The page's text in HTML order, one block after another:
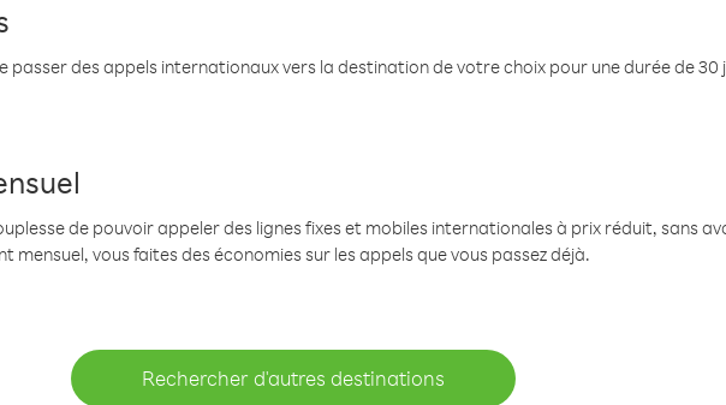
passer des appels internationaux vers la destination de votre choix pour une durée de 30
de pouvoir appeler des lignes fixes et mobiles internationales à prix réduit, sans
vous faites des économies sur les appels que vous passez déjà.
Rechercher d'autres destinations